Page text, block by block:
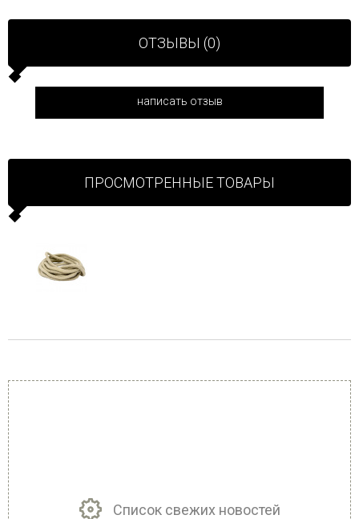
ОТЗЫВЫ (0)
написать отзыв
ПРОСМОТРЕННЫЕ ТОВАРЫ
Список свежих новостей